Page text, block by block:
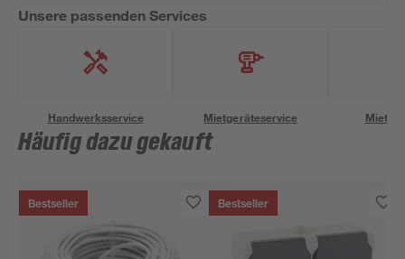
Unsere passenden Services
Handwerksservice Mietgeräteservice
Häufig dazu gekauft
Bestseller Bestseller